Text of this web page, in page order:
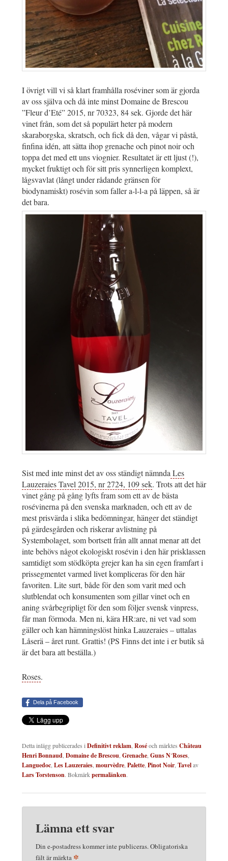
I övrigt vill vi så klart framhålla roséviner som är gjorda
av oss själva och då inte minst Domaine de Brescou
”Fleur d’Eté” 2015, nr 70323, 84 sek. Gjorde det här
vinet från, som det så populärt heter på modern
skaraborgska, skratsch, och fick då den, vågar vi påstå,
finfina idén, att sätta ihop grenache och pinot noir och
toppa det med ett uns viognier. Resultatet är ett ljust (!),
mycket fruktigt och för sitt pris synnerligen komplext,
lågsvavlat (långt under rådande gränsen för
biodynamiskt) rosévin som faller a-l-l-a på läppen, så är
det bara.
Sist med inte minst det av oss ständigt nämndaLes
Lauzeraies Tavel 2015, nr 2724, 109 sek. Trots att det här
vinet gång på gång lyfts fram som ett av de bästa
rosévinerna på den svenska marknaden, och ett av de
mest prisvärda i slika bedömningar, hänger det ständigt
på gärdesgården och riskerar avlistning på
Systembolaget, som bortsett från allt annat menar att det
inte behövs något ekologiskt rosévin i den här prisklassen
samtidigt som stödköpta grejer kan ha sin egen framfart i
prissegmentet varmed livet kompliceras för den här
favoriten. Lite surt, både för den som varit med och
slutblendat och konsumenten som gillar vinet och en
aning svårbegripligt för den som följer svensk vinpress,
får man förmoda. Men ni, kära HR:are, ni vet vad som
gäller och kan hämningslöst hinka Lauzeraies – uttalas
Låserä – året runt. Grattis! (PS Finns det inte i er butik så
är det bara att beställa.)
Roses.
Dela på Facebook
Detta inlägg publicerades iDefinitivt reklam,Roséoch märktes Château
Henri Bonnaud,Domaine de Brescou,Grenache,Guns N´Roses,
Languedoc,Les Lauzeraies,mourvèdre,Palette,Pinot Noir,Tavelav
Lars Torstenson. Bokmärkpermalänken.
Lämna ett svar
Din e-postadress kommer inte publiceras.Obligatoriska
fält är märkta